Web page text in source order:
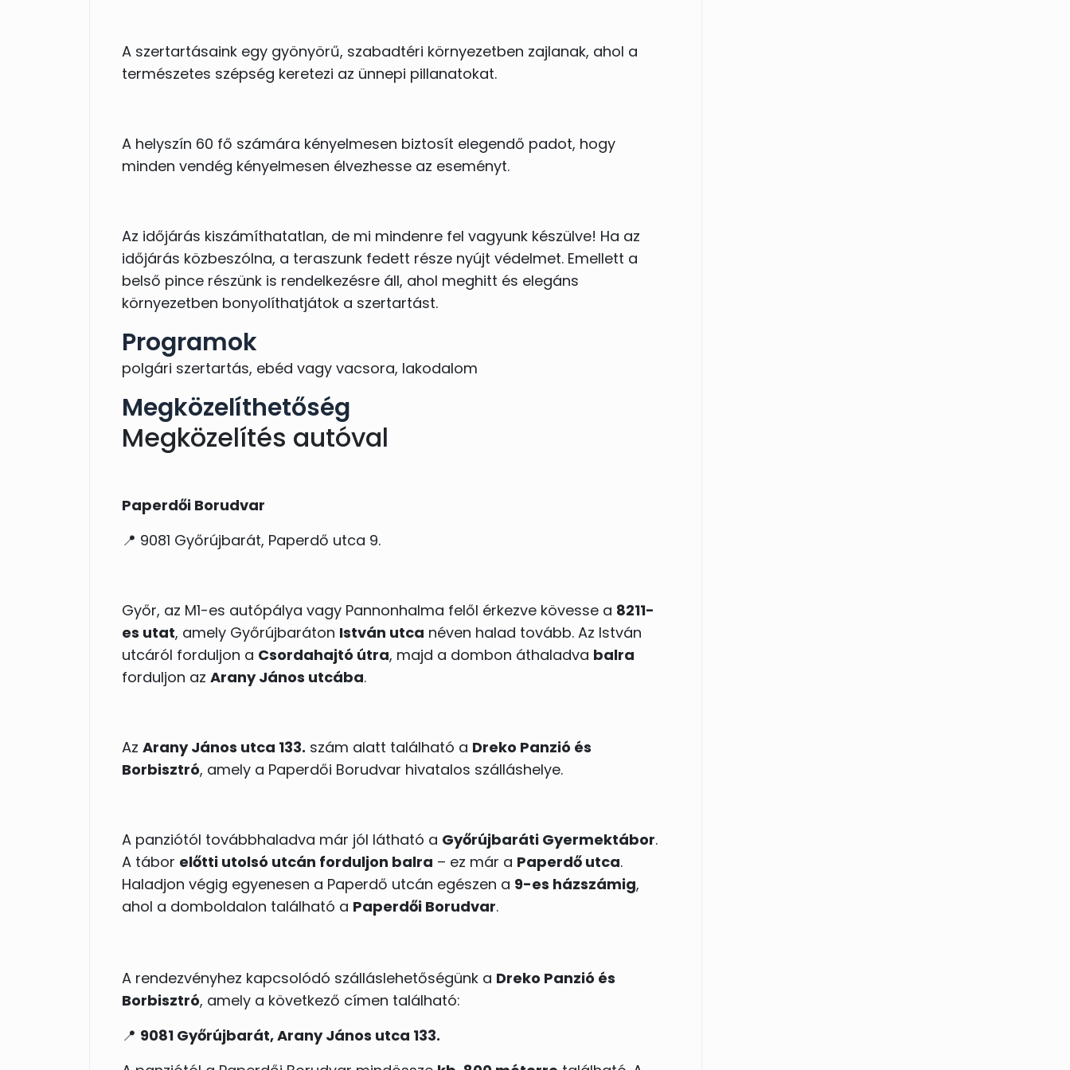
tökéletes esküvő lebonyolításában, minden igényeteket szem előtt tartva
A szertartásaink egy gyönyörű, szabadtéri környezetben zajlanak, ahol a
természetes szépség keretezi az ünnepi pillanatokat.
A helyszín 60 fő számára kényelmesen biztosít elegendő padot, hogy
minden vendég kényelmesen élvezhesse az eseményt.
Az időjárás kiszámíthatatlan, de mi mindenre fel vagyunk készülve! Ha az
időjárás közbeszólna, a teraszunk fedett része nyújt védelmet. Emellett a
belső pince részünk is rendelkezésre áll, ahol meghitt és elegáns
környezetben bonyolíthatjátok a szertartást.
Programok
polgári szertartás, ebéd vagy vacsora, lakodalom
Megközelíthetőség
Megközelítés autóval
Paperdői Borudvar
📍 9081 Győrújbarát, Paperdő utca 9.
Győr, az M1-es autópálya vagy Pannonhalma felől érkezve kövesse a 8211-
es utat, amely Győrújbaráton István utca néven halad tovább. Az István
utcáról forduljon a Csordahajtó útra, majd a dombon áthaladva balra
forduljon az Arany János utcába.
Az Arany János utca 133. szám alatt található a Dreko Panzió és
Borbisztró, amely a Paperdői Borudvar hivatalos szálláshelye.
A panziótól továbbhaladva már jól látható a Győrújbaráti Gyermektábor.
A tábor előtti utolsó utcán forduljon balra – ez már a Paperdő utca.
Haladjon végig egyenesen a Paperdő utcán egészen a 9-es házszámig,
ahol a domboldalon található a Paperdői Borudvar.
A rendezvényhez kapcsolódó szálláslehetőségünk a Dreko Panzió és
Borbisztró, amely a következő címen található:
📍 9081 Győrújbarát, Arany János utca 133.